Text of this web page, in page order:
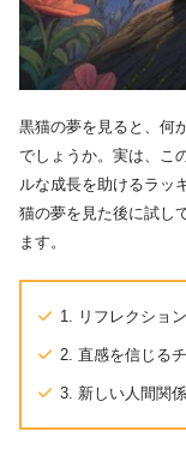
黒猫の夢を見ると、何
でしょうか。実は、こ
ルな成長を助けるラッ
猫の夢を見た後に試し
ます。
1. リフレクショ
2. 直感を信じる
3. 新しい人間関